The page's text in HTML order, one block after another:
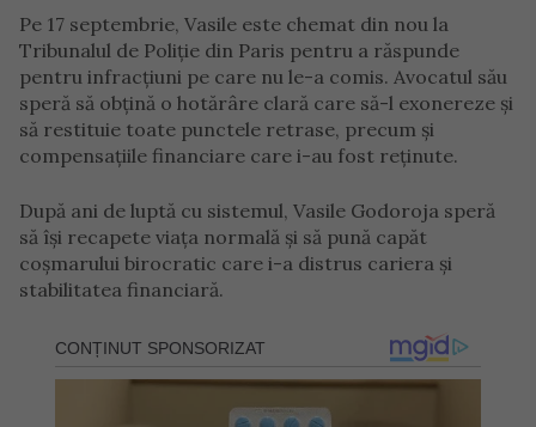
Pe 17 septembrie, Vasile este chemat din nou la
Tribunalul de Poliție din Paris pentru a răspunde
pentru infracțiuni pe care nu le-a comis. Avocatul său
speră să obțină o hotărâre clară care să-l exonereze și
să restituie toate punctele retrase, precum și
compensațiile financiare care i-au fost reținute.
După ani de luptă cu sistemul, Vasile Godoroja speră
să își recapete viața normală și să pună capăt
coșmarului birocratic care i-a distrus cariera și
stabilitatea financiară.